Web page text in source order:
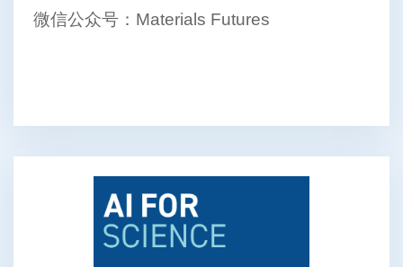
微信公众号：Materials Futures